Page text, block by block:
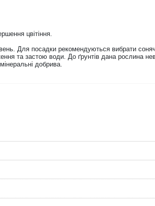
цвітіння.
Для посадки рекомендуються вибрати
та застою води. До ґрунтів дана рослина
добрива.